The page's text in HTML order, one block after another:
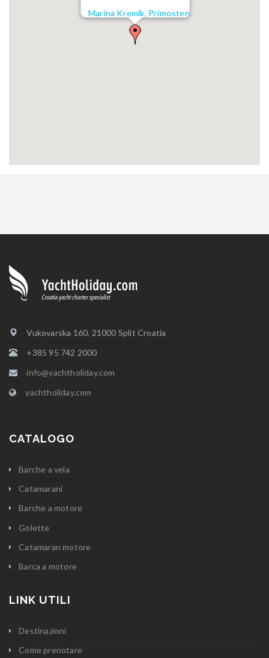
Marina Kremik, Primosten
Vukovarska 160, 21000 Split Croatia
+385 95 742 2000
info@yachtholiday.com
yachtholiday.com
CATALOGO
Barche a vela
Catamarani
Barche a motore
Golette
Catamaran motore
Barca a motore
LINK UTILI
Destinazioni
Come prenotare